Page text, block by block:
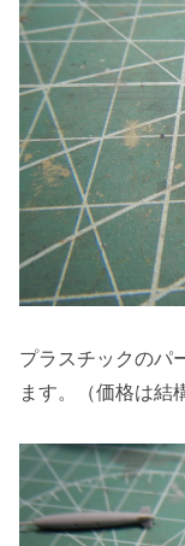
プラスチックのパ
ます。（価格は結